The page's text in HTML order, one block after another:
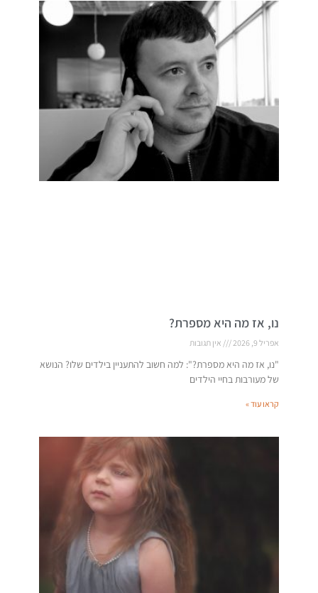
נו, אז מה היא מספרת?
אפריל 9, 2026 אין תגובות
"נו, אז מה היא מספרת?": למה חשוב להתעניין בילדים שלו? הנושא
של מעורבות בחיי הילדים
קראו עוד »